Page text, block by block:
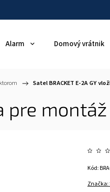
Alarm Domový vrátnik
/ Satel BRACKET E-2A GY
pre
Značka:
Kód: